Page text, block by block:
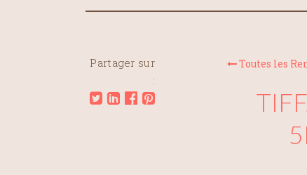
Partager sur
:
Toutes les